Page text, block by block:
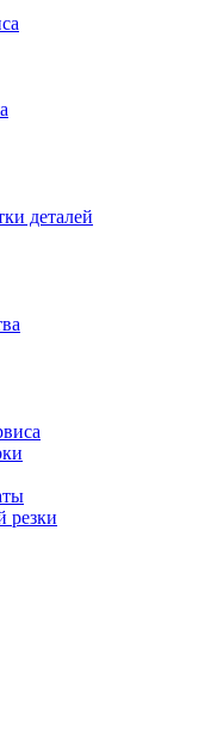
деталей
резки